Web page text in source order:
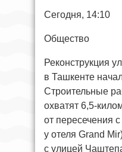
Сегодня, 14:10
Общество
Реконструкция
в Ташкенте
Строительные
охватят 6,5-
от пересечения
у отеля Grand
с улицей